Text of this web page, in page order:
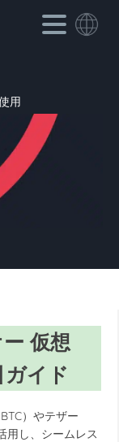
用
仮想
イド
）やテザー
用し、シームレス